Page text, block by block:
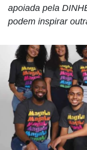
apoiada pela
podem inspirar